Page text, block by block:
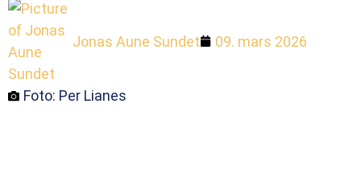
Jonas Aune Sundet 09. mars 2026
Foto: Per Lianes